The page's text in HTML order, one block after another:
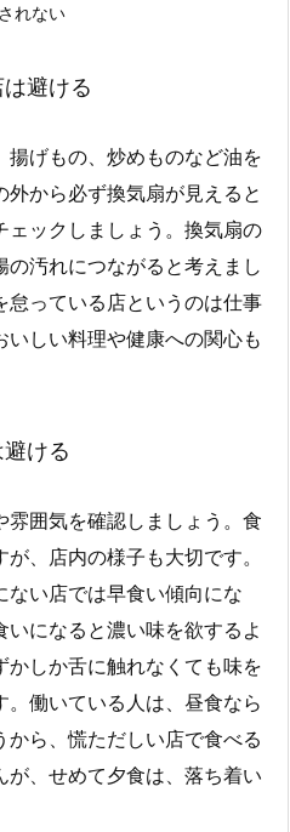
れない
避ける
げもの、炒めものなど油を
から必ず換気扇が見えると
ェックしましょう。換気扇の
汚れにつながると考えまし
怠っている店というのは仕事
しい料理や健康への関心も
ける
雰囲気を確認しましょう。食
、店内の様子も大切です。
い店では早食い傾向にな
になると濃い味を欲するよ
かしか舌に触れなくても味を
働いている人は、昼食なら
ら、慌ただしい店で食べる
、せめて夕食は、落ち着い